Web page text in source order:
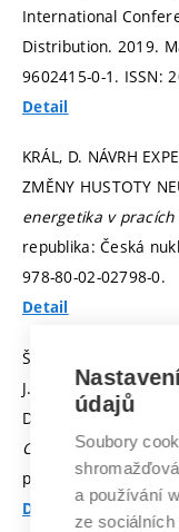
International
Distribution. 2019.
9602415-0-1. ISSN:
Detail
KRÁL, D. NÁVRH
ZMĚNY HUSTOTY
energetika v
republika: Česká
978-80-02-02798-0.
Detail
ŠTĚPÁNEK, J.;
J. Measurement of
Different Spectra. In
Conference of the
p. 137-141.ISBN:
Detail
údajů
Soubory
a používání
ze